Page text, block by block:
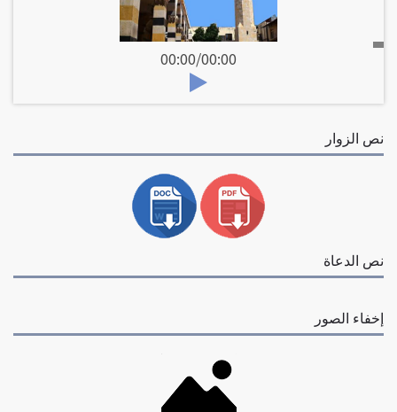
00:00/00:00
نص الزوار
نص الدعاة
إخفاء الصور